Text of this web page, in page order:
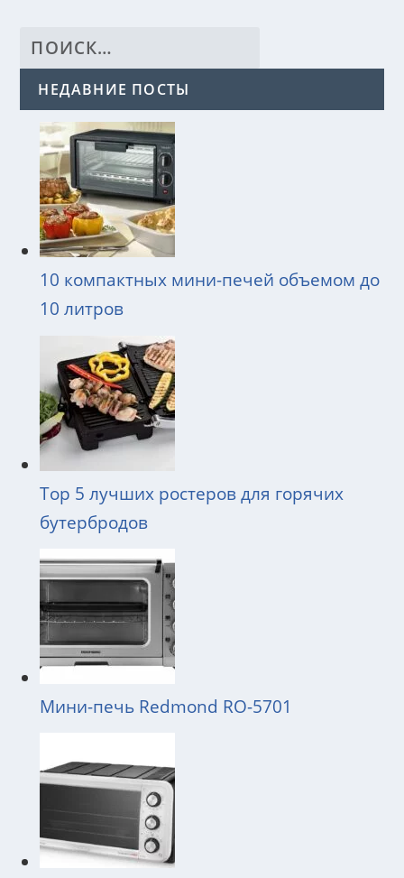
НЕДАВНИЕ ПОСТЫ
10 компактных мини-печей объемом до
10 литров
Top 5 лучших ростеров для горячих
бутербродов
Мини-печь Redmond RO-5701